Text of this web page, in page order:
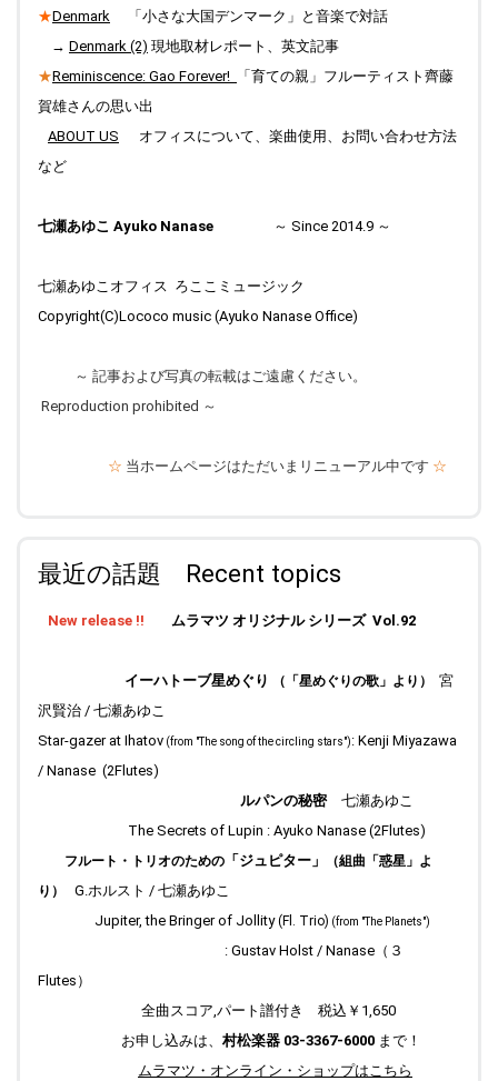
2026.04.02
Top「季節の一曲」更新中です。今までの♪雪のノスタルジー
は、Season's Music (2024～) のページに引っ越しました。
2026.03.31
Top " ブラフの丘から " 更新しました。
2026.03.19
2026.03.09
2026.02.25
Season's Music(2024～)ができました。 Top "ブラフの丘か
ら" を更新し、 " Field work Finland " の写真を更新しました。
2026.02.08
Top " Field work Finland " 写真のキャプションをアップしまし
2026.02.01
Top " Field work Finland " 写真を更新しました。
Top " ブラフの丘から " 更新しました。
2026.01.15
Top右側の「季節の一曲」更新完了しました。
Top " Field work Finland " 写真のキャプションをアップしまし
★Denmark
「小さな大国デンマーク」と音楽で対話
→ Denmark (2) 現地取材レポート、英文記事
★Reminiscence: Gao Forever!
「育ての親」フルーティスト齊藤
賀雄さんの思い出
ABOUT US オフィスについて、楽曲使用、お問い合わせ方法
など
七瀬あゆこ Ayuko Nanase ～ Since 2014.9 ～
七瀬あゆこオフィス ろここミュージック
Copyright(C)Lococo music (Ayuko Nanase Office)
～ 記事および写真の転載はご遠慮ください。
Reproduction prohibited ～
☆ 当ホームページはただいまリニューアル中です ☆
最近の話題 Recent topics
New release !! ムラマツ オリジナル シリーズ Vol.92
イーハトーブ星めぐり （「星めぐりの歌」より）
宮
沢賢治 / 七瀬あゆこ
Star-gazer at Ihatov (from "The song of the circling stars"): Kenji Miyazawa
/ Nanase (2Flutes)
ルパンの秘密七瀬あゆこ
The Secrets of Lupin : Ayuko Nanase (2Flutes)
フルート・トリオのための 「ジュピター」
（組曲「惑星」よ
り）
G.ホルスト / 七瀬あゆこ
Jupiter, the Bringer of Jollity(Fl. Trio) (from "The Planets")
: Gustav Holst / Nanase（３
Flutes）
全曲スコア,パート譜付き 税込￥1,650
お申し込みは、 村松楽器 03-3367-6000 まで！
ムラマツ・オンライン・ショップはこちら